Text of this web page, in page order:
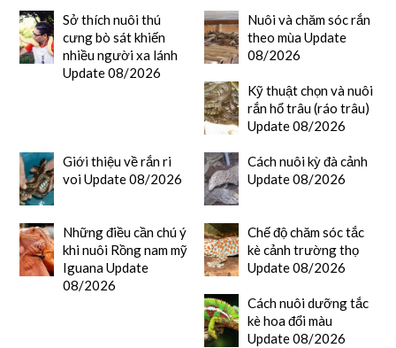
Sở thích nuôi thú
cưng bò sát khiến
nhiều người xa lánh
Update 08/2026
Nuôi và chăm sóc rắn
theo mùa Update
08/2026
Kỹ thuật chọn và nuôi
rắn hổ trâu (ráo trâu)
Update 08/2026
Giới thiệu về rắn ri
voi Update 08/2026
Cách nuôi kỳ đà cảnh
Update 08/2026
Những điều cần chú ý
khi nuôi Rồng nam mỹ
Iguana Update
08/2026
Chế độ chăm sóc tắc
kè cảnh trường thọ
Update 08/2026
Cách nuôi dưỡng tắc
kè hoa đổi màu
Update 08/2026